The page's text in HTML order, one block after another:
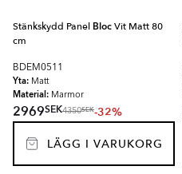
Stänkskydd Panel BlocVit Matt 80
cm
BDEM0511
Yta: Matt
Material: Marmor
2969SEK4350SEK-32%
LÄGG I VARUKORG